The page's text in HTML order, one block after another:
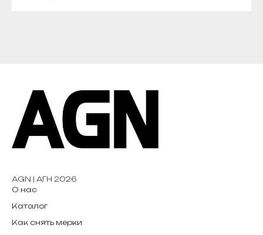
AGN | АГН 2026
О нас
Каталог
Как снять мерки